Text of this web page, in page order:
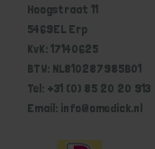
Hoogstraat 11
5469EL Erp
KvK: 17140625
BTW: NL810287985B01
Tel: +31 (0) 85 20 20 913
Email: info@omedick.nl